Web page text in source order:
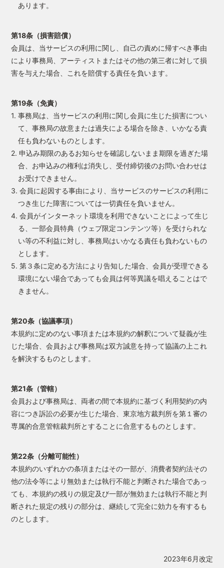
あります。
第18条（損害賠償）
会員は、当サービスの利用に関し、自己の責めに帰すべき事由
により事務局、アーティストまたはその他の第三者に対して損
害を与えた場合、これを賠償する責任を負います。
第19条（免責）
1. 事務局は、当サービスの利用に関し会員に生じた損害につい
て、事務局の故意または過失による場合を除き、いかなる責
任も負わないものとします。
2. 申込み期限のあるお知らせを確認しないまま期限を過ぎた場
合、お申込みの権利は消失し、受付締切後のお問い合わせは
お受けできません。
3. 会員に起因する事由により、当サービスのサービスの利用に
つき生じた障害については一切責任を負いません。
4. 会員がインターネット環境を利用できないことによって生じ
る、一部会員特典（ウェブ限定コンテンツ等）を受けられな
い等の不利益に対し、事務局はいかなる責任も負わないもの
とします。
5. 第３条に定める方法により告知した場合、会員が受理できる
環境にない場合であっても会員は何等異議を唱えることはで
きません。
第20条（協議事項）
本規約に定めのない事項または本規約の解釈について疑義が生
じた場合、会員および事務局は双方誠意を持って協議の上これ
を解決するものとします。
第21条（管轄）
会員および事務局は、両者の間で本規約に基づく利用契約の内
容につき訴訟の必要が生じた場合、東京地方裁判所を第１審の
専属的合意管轄裁判所とすることに合意するものとします。
第22条（分離可能性）
本規約のいずれかの条項またはその一部が、消費者契約法その
他の法令等により無効または執行不能と判断された場合であっ
ても、本規約の残りの規定及び一部が無効または執行不能と判
断された規定の残りの部分は、継続して完全に効力を有するも
のとします。
2023年6月改定